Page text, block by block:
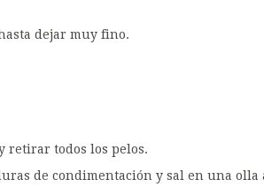
dejar muy fino.
retirar todos los pelos.
de condimentación y sal en una